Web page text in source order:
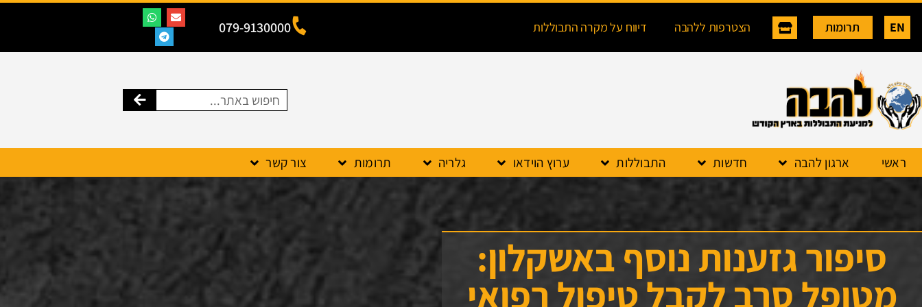
EN תרומות הצטרפות ללהבה דיווח על מקרה התבוללות 079-9130000
ראשי ארגון להבה חדשות התבוללות ערוץ הוידאו גלריה תרומות צור קשר
סיפור גזענות נוסף באשקלון:
מטופל סרב לקבל טיפול רפואי